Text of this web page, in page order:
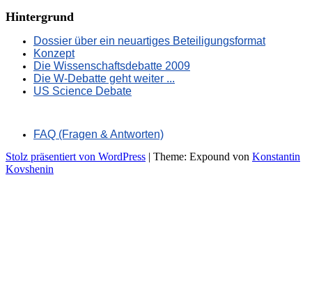
Hintergrund
Dossier über ein neuartiges Beteiligungsformat
Konzept
Die Wissenschaftsdebatte 2009
Die W-Debatte geht weiter ...
US Science Debate
FAQ (Fragen & Antworten)
Stolz präsentiert von WordPress | Theme: Expound von Konstantin
Kovshenin